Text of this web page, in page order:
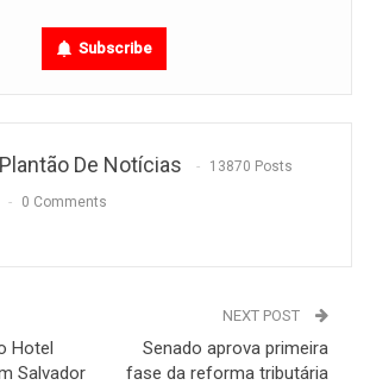
Subscribe
Plantão De Notícias 13870 Posts
0 Comments
Hotel
Salvador
NEXT POST
Senado aprova primeira
fase da reforma tributária